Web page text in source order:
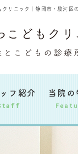
フ紹介 当院の
クリニック｜静岡市・駿河区